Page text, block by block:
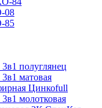
08
85
полуглянец
матовая
Цинкоfull
молотковая